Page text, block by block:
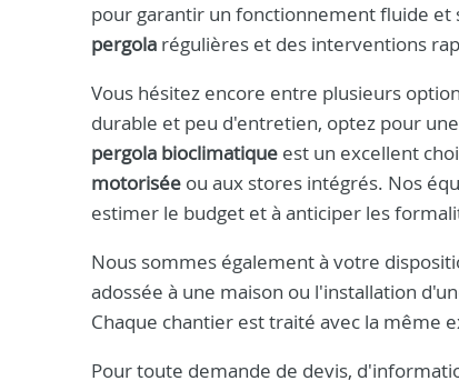
pour garantir un fonctionnement fluide et
pergola régulières et des interventions
Vous hésitez encore entre plusieurs
durable et peu d'entretien, optez pour une
pergola bioclimatique est un excellent
motorisée ou aux stores intégrés. Nos
estimer le budget et à anticiper les
Nous sommes également à votre
adossée à une maison ou l'installation
Chaque chantier est traité avec la même
Pour toute demande de devis,